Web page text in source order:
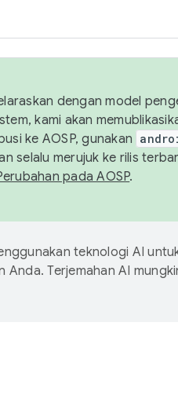
dengan model
kami akan
ke AOSP, gunakan
selalu merujuk ke rilis
pada AOSP.
teknologi AI
Anda. Terjemahan AI